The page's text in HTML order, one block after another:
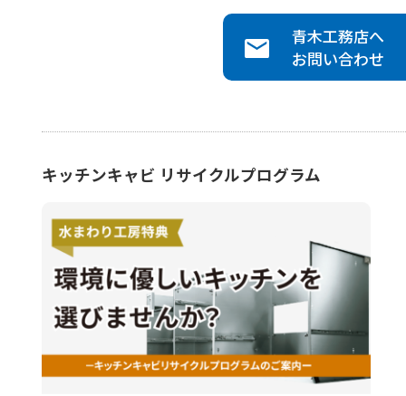
青木工務店へ
お問い合わせ
キッチンキャビ リサイクルプログラム